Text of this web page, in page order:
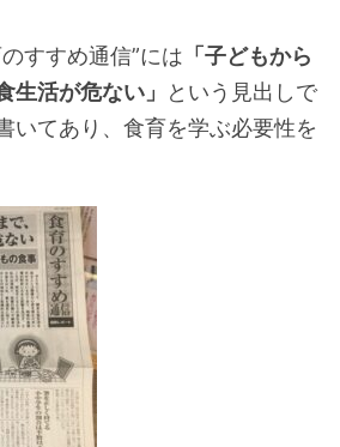
すすめ通信”には 「子どもから
生活が危ない」
という見出しで
いてあり、食育を学ぶ必要性を